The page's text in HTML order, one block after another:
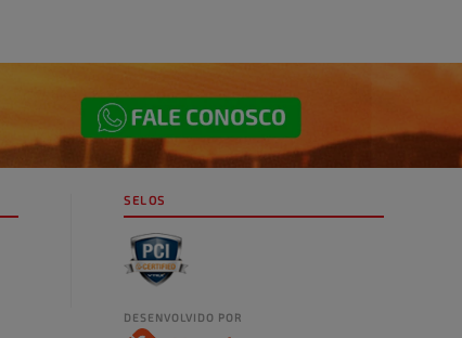
SELOS
DESENVOLVIDO POR